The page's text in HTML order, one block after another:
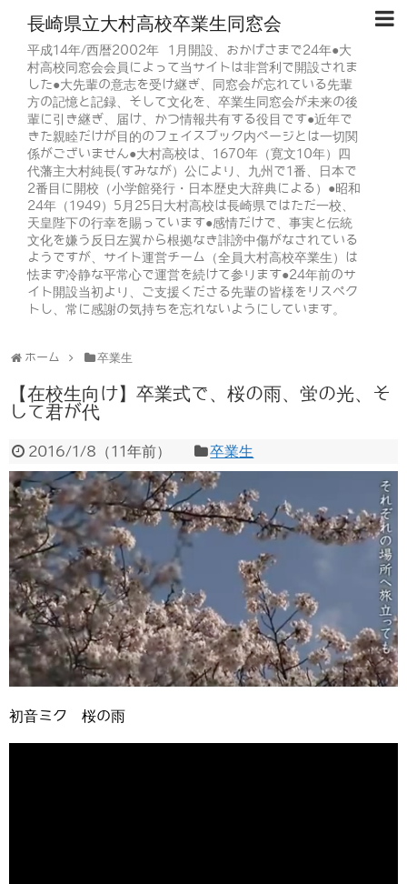
長崎県立大村高校卒業生同窓会
平成14年/西暦2002年 1月開設、おかげさまで24年●大
村高校同窓会会員によって当サイトは非営利で開設されま
した●大先輩の意志を受け継ぎ、同窓会が忘れている先輩
方の記憶と記録、そして文化を、卒業生同窓会が未来の後
輩に引き継ぎ、届け、かつ情報共有する役目です●近年で
きた親睦だけが目的のフェイスブック内ページとは一切関
係がございません●大村高校は、1670年（寛文10年）四
代藩主大村純長(すみなが）公により、九州で1番、日本で
2番目に開校（小学館発行・日本歴史大辞典による）●昭和
24年（1949）5月25日大村高校は長崎県ではただ一校、
天皇陛下の行幸を賜っています●感情だけで、事実と伝統
文化を嫌う反日左翼から根拠なき誹謗中傷がなされている
ようですが、サイト運営チーム（全員大村高校卒業生）は
怯まず冷静な平常心で運営を続けて参ります●24年前のサ
イト開設当初より、ご支援くださる先輩の皆様をリスペク
トし、常に感謝の気持ちを忘れないようにしています。
ホーム 卒業生
【在校生向け】卒業式で、桜の雨、蛍の光、そ
して君が代
2016/1/8 （11年前） 卒業生
初音ミク 桜の雨